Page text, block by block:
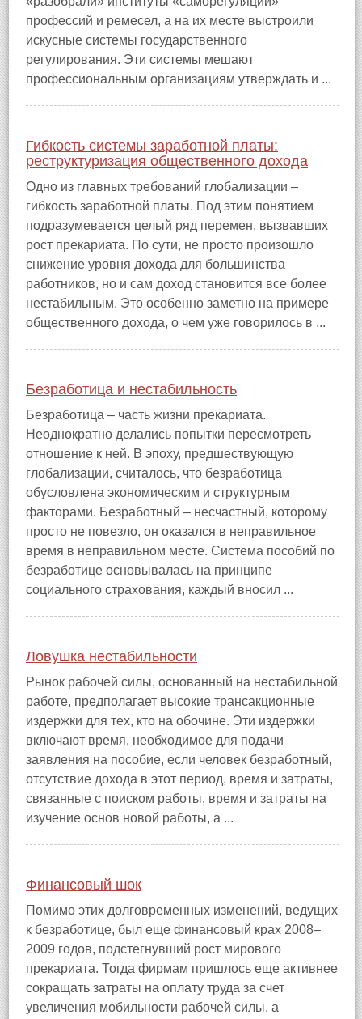
профессий и ремесел, а на их месте выстроили
искусные системы государственного
регулирования. Эти системы мешают
профессиональным организациям утверждать и ...
Гибкость системы заработной платы:
реструктуризация общественного дохода
Одно из главных требований глобализации –
гибкость заработной платы. Под этим понятием
подразумевается целый ряд перемен, вызвавших
рост прекариата. По сути, не просто произошло
снижение уровня дохода для большинства
работников, но и сам доход становится все более
нестабильным. Это особенно заметно на примере
общественного дохода, о чем уже говорилось в ...
Безработица и нестабильность
Безработица – часть жизни прекариата.
Неоднократно делались попытки пересмотреть
отношение к ней. В эпоху, предшествующую
глобализации, считалось, что безработица
обусловлена экономическим и структурным
факторами. Безработный – несчастный, которому
просто не повезло, он оказался в неправильное
время в неправильном месте. Система пособий по
безработице основывалась на принципе
социального страхования, каждый вносил ...
Ловушка нестабильности
Рынок рабочей силы, основанный на нестабильной
работе, предполагает высокие трансакционные
издержки для тех, кто на обочине. Эти издержки
включают время, необходимое для подачи
заявления на пособие, если человек безработный,
отсутствие дохода в этот период, время и затраты,
связанные с поиском работы, время и затраты на
изучение основ новой работы, а ...
Финансовый шок
Помимо этих долговременных изменений, ведущих
к безработице, был еще финансовый крах 2008–
2009 годов, подстегнувший рост мирового
прекариата. Тогда фирмам пришлось еще активнее
сокращать затраты на оплату труда за счет
увеличения мобильности рабочей силы, а